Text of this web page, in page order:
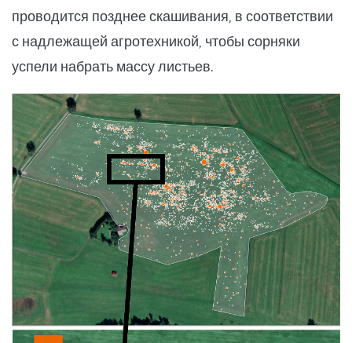
проводится позднее скашивания, в соответствии
с надлежащей агротехникой, чтобы сорняки
успели набрать массу листьев.